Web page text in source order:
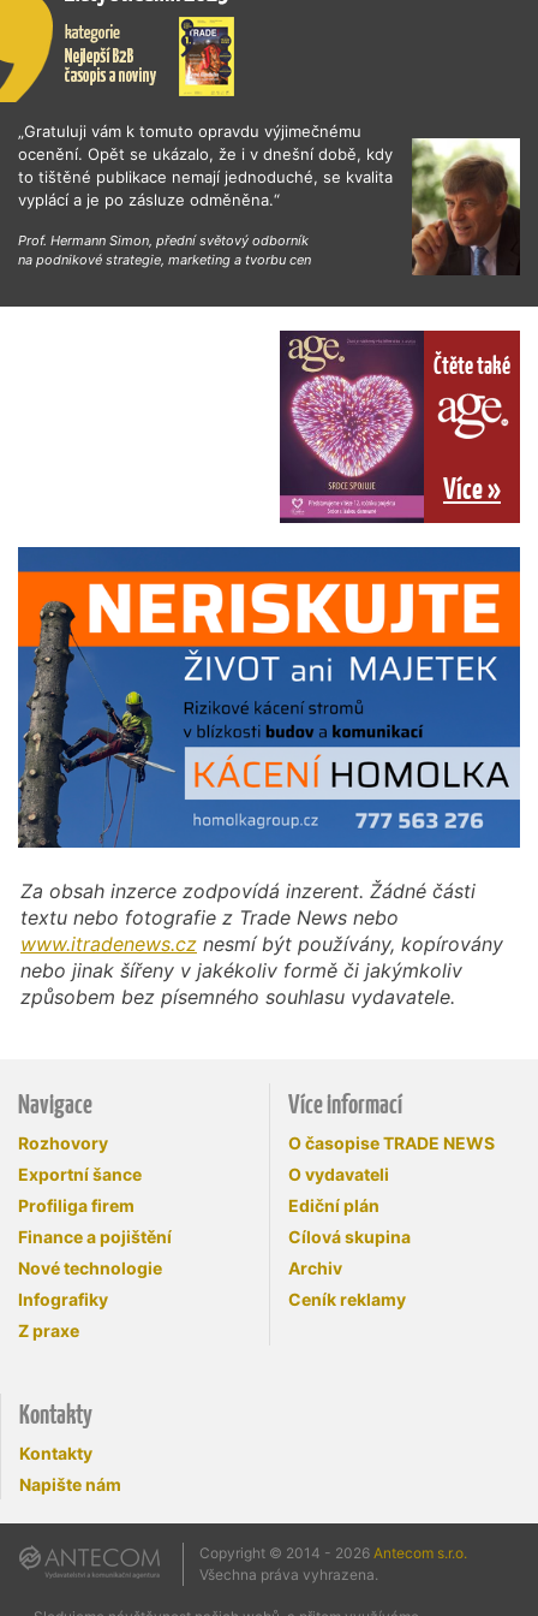
„Gratuluji vám k tomuto opravdu výjimečnému
ocenění. Opět se ukázalo, že i v dnešní době, kdy
to tištěné publikace nemají jednoduché, se kvalita
vyplácí a je po zásluze odměněna.“
Prof. Hermann Simon, přední světový odborník
na podnikové strategie, marketing a tvorbu cen
Čtěte také
Více »
Za obsah inzerce zodpovídá inzerent. Žádné části
textu nebo fotografie z Trade News nebo
www.itradenews.cz nesmí být používány, kopírovány
nebo jinak šířeny v jakékoliv formě či jakýmkoliv
způsobem bez písemného souhlasu vydavatele.
Navigace
Rozhovory
Exportní šance
Profiliga firem
Finance a pojištění
Nové technologie
Infografiky
Z praxe
Více informací
O časopise TRADE NEWS
O vydavateli
Ediční plán
Cílová skupina
Archiv
Ceník reklamy
Kontakty
Kontakty
Napište nám
Copyright © 2014 - 2026 Antecom s.r.o.
Všechna práva vyhrazena.